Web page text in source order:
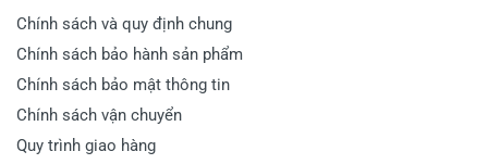
Chính sách và quy định chung
Chính sách bảo hành sản phẩm
Chính sách bảo mật thông tin
Chính sách vận chuyển
Quy trình giao hàng